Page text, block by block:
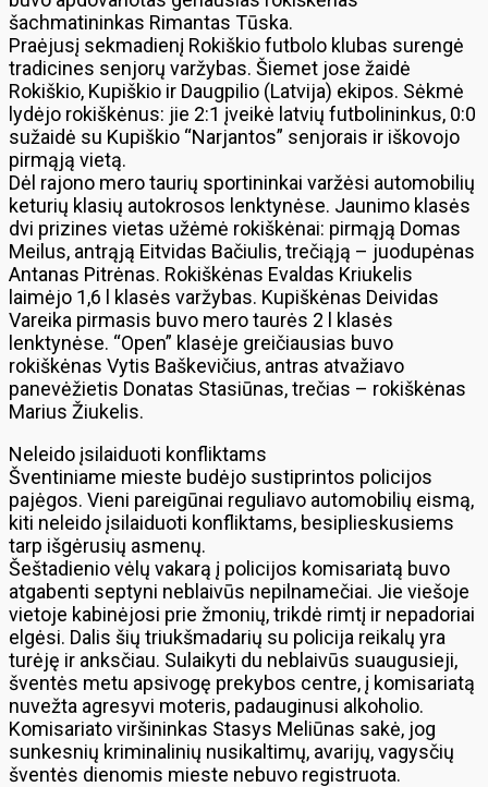
šachmatininkas Rimantas Tūska.
Praėjusį sekmadienį Rokiškio futbolo klubas surengė
tradicines senjorų varžybas. Šiemet jose žaidė
Rokiškio, Kupiškio ir Daugpilio (Latvija) ekipos. Sėkmė
lydėjo rokiškėnus: jie 2:1 įveikė latvių futbolininkus, 0:0
sužaidė su Kupiškio “Narjantos” senjorais ir iškovojo
pirmąją vietą.
Dėl rajono mero taurių sportininkai varžėsi automobilių
keturių klasių autokrosos lenktynėse. Jaunimo klasės
dvi prizines vietas užėmė rokiškėnai: pirmąją Domas
Meilus, antrąją Eitvidas Bačiulis, trečiąją – juodupėnas
Antanas Pitrėnas. Rokiškėnas Evaldas Kriukelis
laimėjo 1,6 l klasės varžybas. Kupiškėnas Deividas
Vareika pirmasis buvo mero taurės 2 l klasės
lenktynėse. “Open” klasėje greičiausias buvo
rokiškėnas Vytis Baškevičius, antras atvažiavo
panevėžietis Donatas Stasiūnas, trečias – rokiškėnas
Marius Žiukelis.
Neleido įsilaiduoti konfliktams
Šventiniame mieste budėjo sustiprintos policijos
pajėgos. Vieni pareigūnai reguliavo automobilių eismą,
kiti neleido įsilaiduoti konfliktams, besiplieskusiems
tarp išgėrusių asmenų.
Šeštadienio vėlų vakarą į policijos komisariatą buvo
atgabenti septyni neblaivūs nepilnamečiai. Jie viešoje
vietoje kabinėjosi prie žmonių, trikdė rimtį ir nepadoriai
elgėsi. Dalis šių triukšmadarių su policija reikalų yra
turėję ir anksčiau. Sulaikyti du neblaivūs suaugusieji,
šventės metu apsivogę prekybos centre, į komisariatą
nuvežta agresyvi moteris, padauginusi alkoholio.
Komisariato viršininkas Stasys Meliūnas sakė, jog
sunkesnių kriminalinių nusikaltimų, avarijų, vagysčių
šventės dienomis mieste nebuvo registruota.